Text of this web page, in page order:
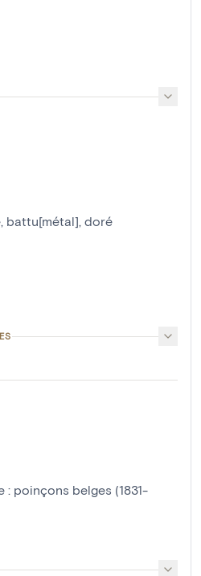
, battu[métal], doré
poinçons belges (1831-